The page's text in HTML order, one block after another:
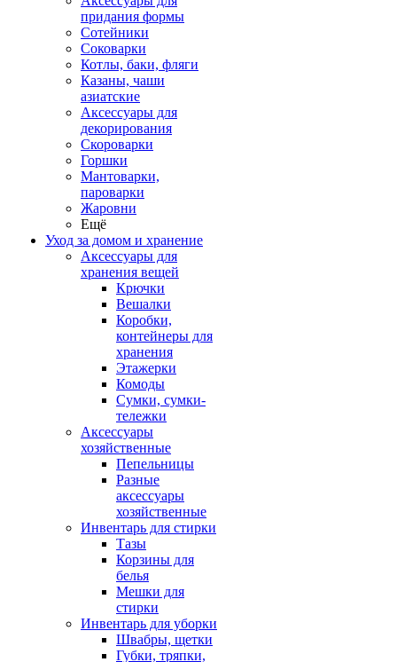
придания формы
Сотейники
Соковарки
Котлы, баки, фляги
Казаны, чаши
азиатские
Аксессуары для
декорирования
Скороварки
Горшки
Мантоварки,
пароварки
Жаровни
Ещё
Уход за домом и хранение
Аксессуары для
хранения вещей
Крючки
Вешалки
Коробки,
контейнеры для
хранения
Этажерки
Комоды
Сумки, сумки-
тележки
Аксессуары
хозяйственные
Пепельницы
Разные
аксессуары
хозяйственные
Инвентарь для стирки
Тазы
Корзины для
белья
Мешки для
стирки
Инвентарь для уборки
Швабры, щетки
Губки, тряпки,